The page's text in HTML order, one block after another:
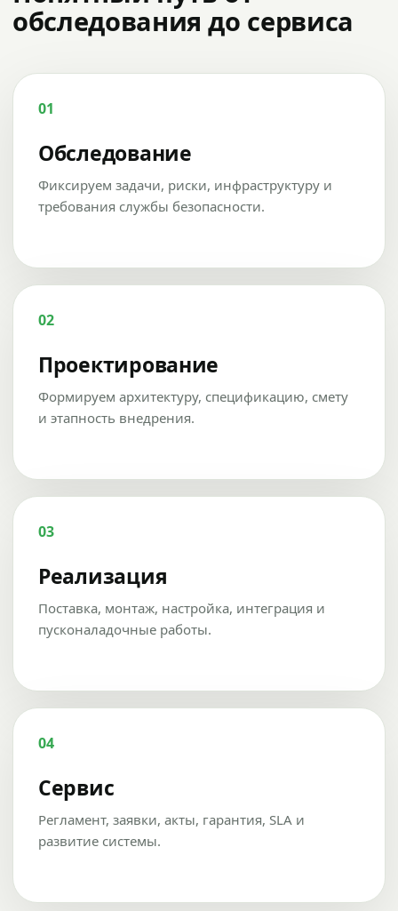
обследования до сервиса
01
Обследование
Фиксируем задачи, риски, инфраструктуру и
требования службы безопасности.
02
Проектирование
Формируем архитектуру, спецификацию, смету
и этапность внедрения.
03
Реализация
Поставка, монтаж, настройка, интеграция и
пусконаладочные работы.
04
Сервис
Регламент, заявки, акты, гарантия, SLA и
развитие системы.